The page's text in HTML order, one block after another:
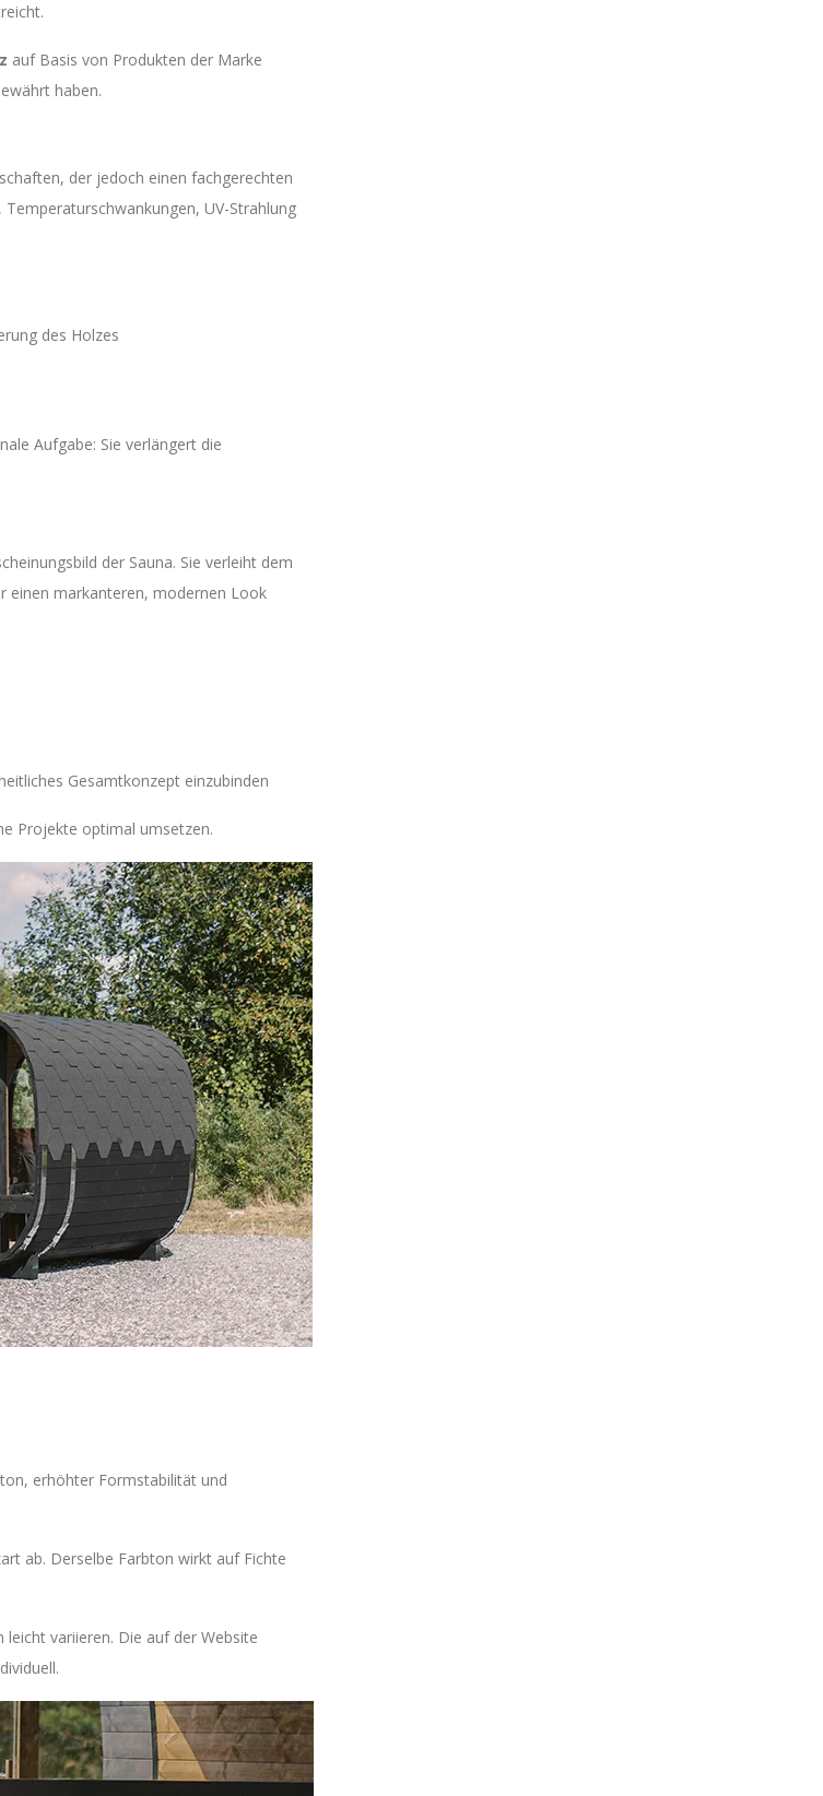
auf Basis von Produkten der Marke
haben.
der jedoch einen fachgerechten
UV-Strahlung
des Holzes
Aufgabe: Sie verlängert die
der Sauna. Sie verleiht dem
einen markanteren, modernen Look
Gesamtkonzept einzubinden
Projekte optimal umsetzen.
erhöhter Formstabilität und
ab. Derselbe Farbton wirkt auf Fichte
variieren. Die auf der Website